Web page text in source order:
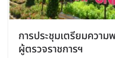
การประชุมเตรียมควา
ผู้ตรวจราชการฯ